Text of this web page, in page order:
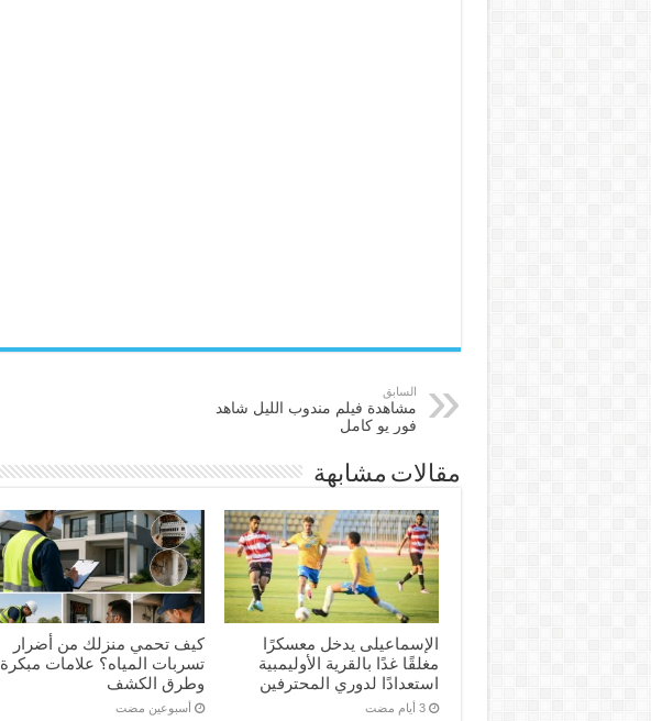
السابق
مشاهدة فيلم مندوب الليل شاهد
فور يو كامل
مقالات مشابهة
الإسماعیلی یدخل معسكرًا
مغلقًا غدًا بالقرية الأوليمبية
استعدادًا لدوري المحترفين
‏3 أيام مضت
كيف تحمي منزلك من أضرار
تسربات المياه؟ علامات مبكرة
وطرق الكشف
‏أسبوعين مضت